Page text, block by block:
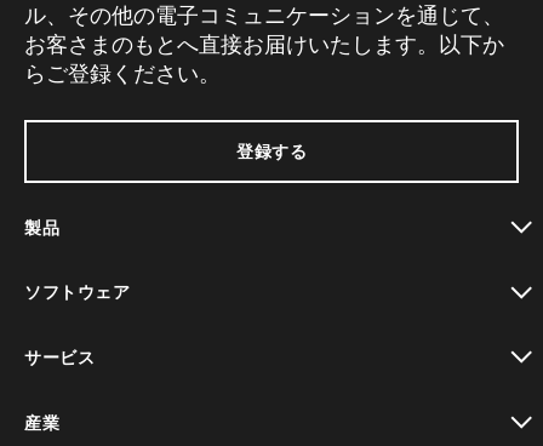
ル、その他の電子コミュニケーションを通じて、
お客さまのもとへ直接お届けいたします。以下か
らご登録ください。
登録する
製品
ソフトウェア
サービス
産業